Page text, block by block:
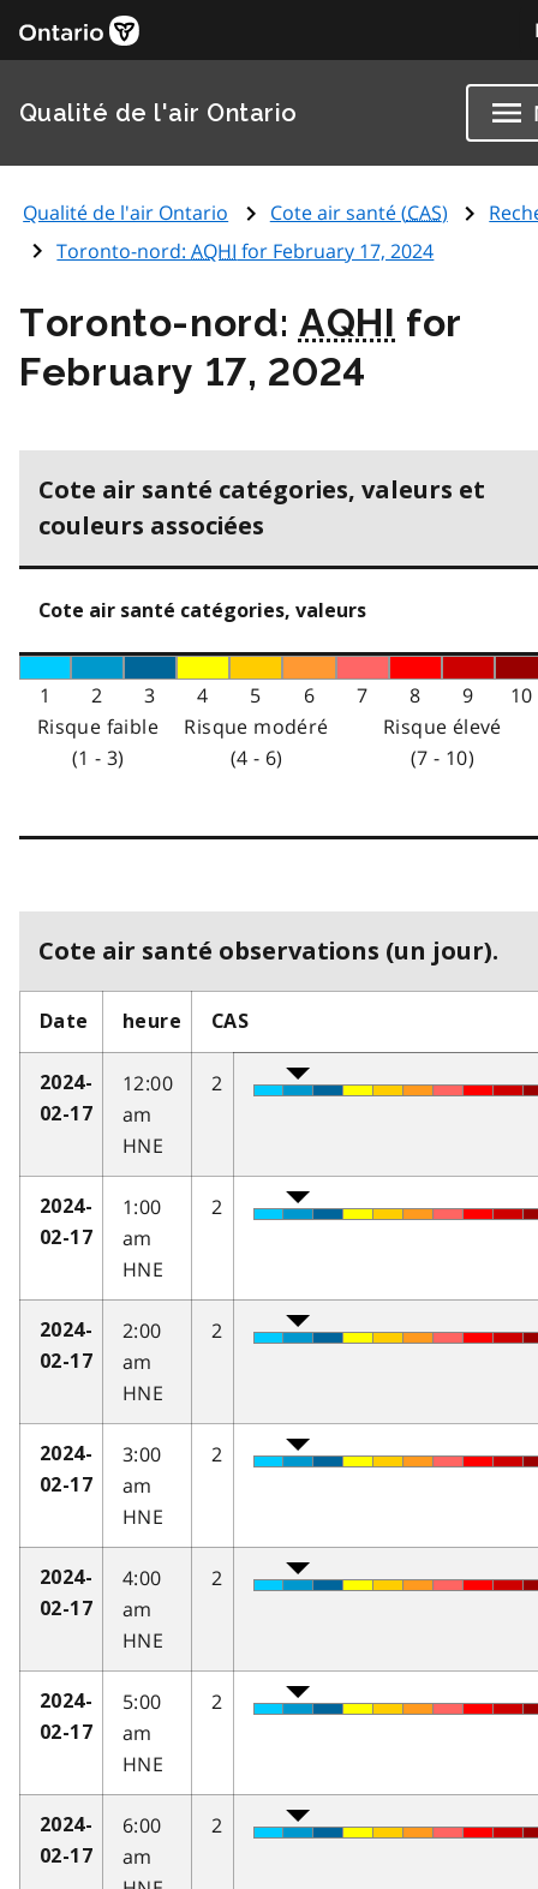
Qualité de l'air Ontario
Qualité de l'air Ontario Cote air santé (CAS)
Toronto-nord:AQHI for February 17, 2024
Toronto-nord: AQHI for
February 17, 2024
Cote air santé catégories, valeurs et
couleurs associées
Cote air santé catégories, valeurs
1 2 3 4 5 6 7 8 9
10
Risque faible
(1 - 3)
Risque modéré
(4 - 6)
Risque élevé
(7 - 10)
Cote air santé observations (un jour).
Date heure CAS
2024-
02-17
12:00
am
HNE
2
2024-
02-17
1:00
am
HNE
2
2024-
02-17
2:00
am
HNE
2
2024-
02-17
3:00
am
HNE
2
2024-
02-17
4:00
am
HNE
2
2024-
02-17
5:00
am
HNE
2
2024-
02-17
6:00
am
2